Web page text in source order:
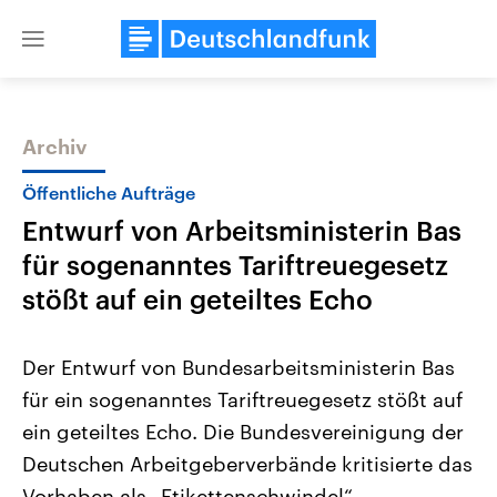
Close
Themen
2026
Alle Informationen
Sachsen-Anhalt wählt am 6.
September 2026 einen neuen
Landtag. Seit 2021 wird das
Bundesland von einer Koalition aus
Aktuelle Beiträge,
Hintergründe
Wirtschaftlich und
gehören die Vereinigten
den mächtigsten Ländern
mit großem Einfluss auf
Archiv
Öffentliche Aufträge
Entwurf von Arbeitsministerin Bas
für sogenanntes Tariftreuegesetz
stößt auf ein geteiltes Echo
Der Entwurf von Bundesarbeitsministerin Bas
für ein sogenanntes Tariftreuegesetz stößt auf
ein geteiltes Echo. Die Bundesvereinigung der
Deutschen Arbeitgeberverbände kritisierte das